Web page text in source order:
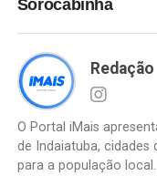
Sorocabinha
Redação
O Portal iMais
de Indaiatuba,
para a população